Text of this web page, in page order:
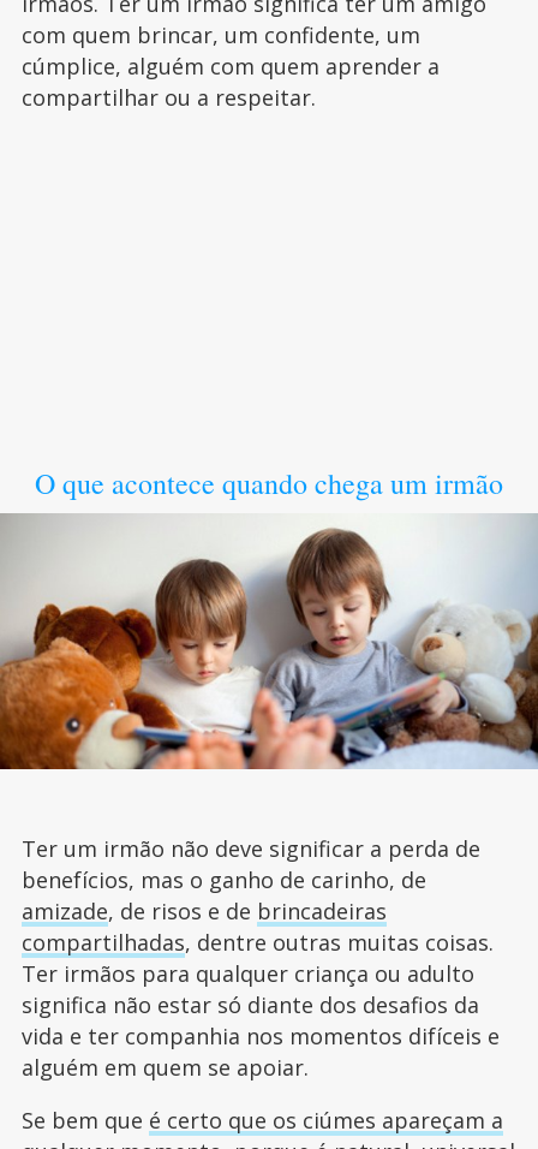
com quem brincar, um confidente, um
cúmplice, alguém com quem aprender a
compartilhar ou a respeitar.
O que acontece quando chega um irmão
Ter um irmão não deve significar a perda de
benefícios, mas o ganho de carinho, de
amizade, de risos e de brincadeiras
compartilhadas, dentre outras muitas coisas.
Ter irmãos para qualquer criança ou adulto
significa não estar só diante dos desafios da
vida e ter companhia nos momentos difíceis e
alguém em quem se apoiar.
Se bem que é certo que os ciúmes apareçam a